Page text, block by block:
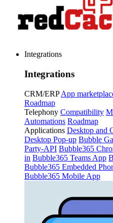
Integrations
Integrations
CRM/ERP App
Roadmap
Telephony Compatibility
Automations Roadmap
Applications Desktop and
Desktop Pop-up Bubble
Party-API Bubble365
in Bubble365 Teams App
Bubble365 Embedded
Bubble365 Mobile App